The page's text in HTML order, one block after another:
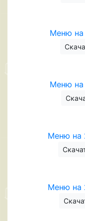
Меню на
Меню на
Меню на
Меню на